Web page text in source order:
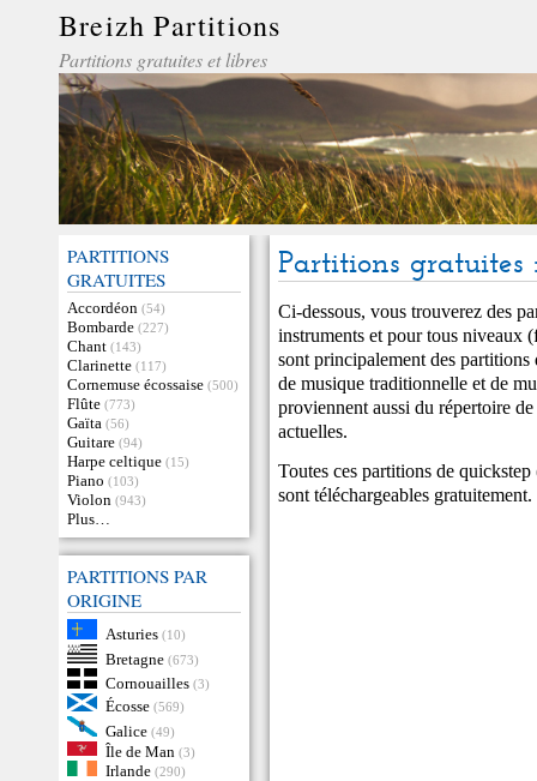
Breizh Partitions
Partitions gratuites et libres
PARTITIONS
GRATUITES
Accordéon (54)
Bombarde (227)
Chant (143)
Clarinette (117)
Cornemuse écossaise (500)
Flûte (773)
Gaïta (56)
Guitare (94)
Harpe celtique (15)
Piano (103)
Violon (943)
Plus…
PARTITIONS PAR
ORIGINE
Asturies (10)
Bretagne (673)
Cornouailles (3)
Écosse (569)
Galice (49)
Île de Man (3)
Irlande (290)
Partitions gratuites
Ci-dessous, vous trouverez des
instruments et pour tous niveaux
sont principalement des
de musique traditionnelle et de
proviennent aussi du répertoire
actuelles.
Toutes ces partitions de
sont téléchargeables gratuitement.